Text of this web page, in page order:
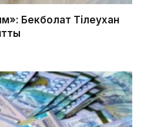
Бекболат Тілеухан